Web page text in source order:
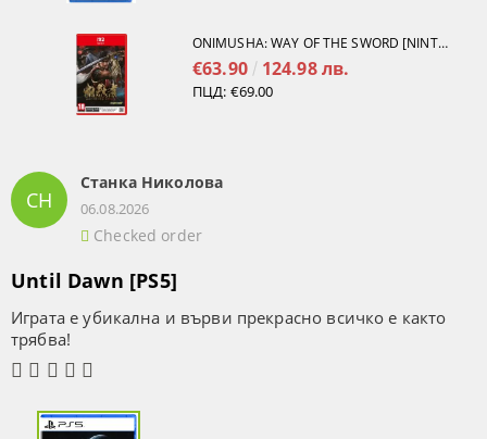
ONIMUSHA: WAY OF THE SWORD [NINTENDO SWITCH 2]
€63.90 124.98 лв.
ПЦД: €69.00
СН
Станка Николова
06.08.2026
Checked order
Until Dawn [PS5]
Играта е убикална и върви прекрасно всичко е както
трябва!